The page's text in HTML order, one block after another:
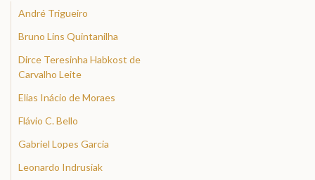
André Trigueiro
Bruno Lins Quintanilha
Dirce Teresinha Habkost de
Carvalho Leite
Elias Inácio de Moraes
Flávio C. Bello
Gabriel Lopes Garcia
Leonardo Indrusiak